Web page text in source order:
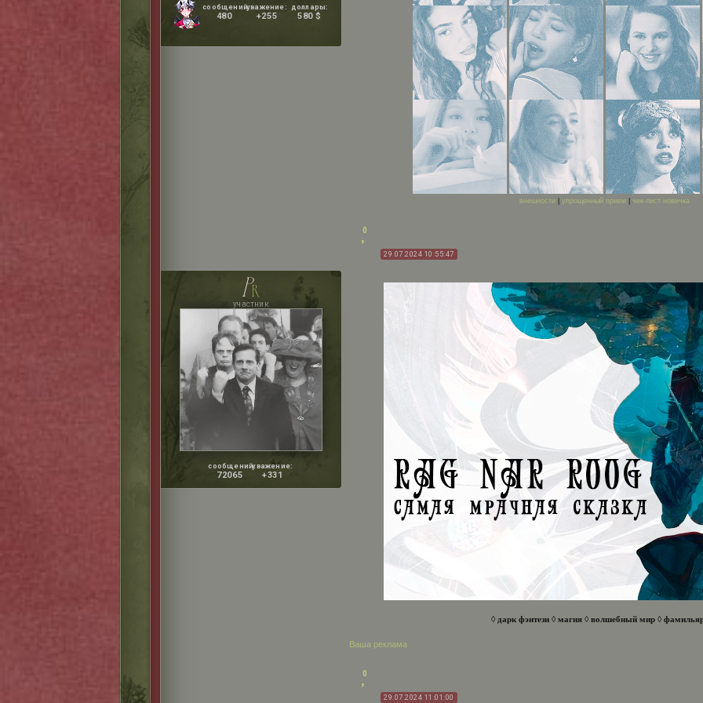
сообщений:
480
уважение:
+255
доллары:
580 $
внешности упрощенный прием чек-лист новичка
0
29.07.2024 10:55:47
pr
участник
сообщений:
72065
уважение:
+331
◊ дарк фэнтези ◊ магия ◊ волшебный мир ◊
Ваша реклама
0
29.07.2024 11:01:00